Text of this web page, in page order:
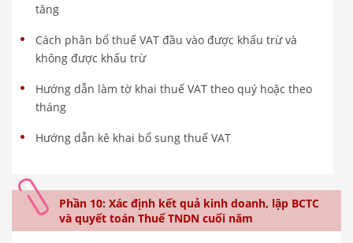
tăng
Cách phân bổ thuế VAT đầu vào được khấu trừ và
không được khấu trừ
Hướng dẫn làm tờ khai thuế VAT theo quý hoặc theo
tháng
Hướng dẫn kê khai bổ sung thuế VAT
Phần 10: Xác định kết quả kinh doanh, lập BCTC
và quyết toán Thuế TNDN cuối năm